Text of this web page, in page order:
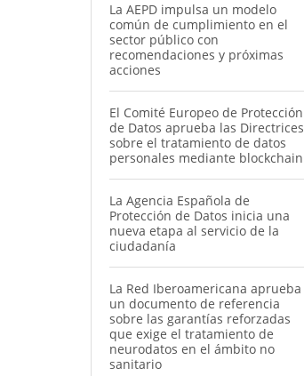
La AEPD impulsa un modelo
común de cumplimiento en el
sector público con
recomendaciones y próximas
acciones
El Comité Europeo de Protección
de Datos aprueba las Directrices
sobre el tratamiento de datos
personales mediante blockchain
La Agencia Española de
Protección de Datos inicia una
nueva etapa al servicio de la
ciudadanía
La Red Iberoamericana aprueba
un documento de referencia
sobre las garantías reforzadas
que exige el tratamiento de
neurodatos en el ámbito no
sanitario